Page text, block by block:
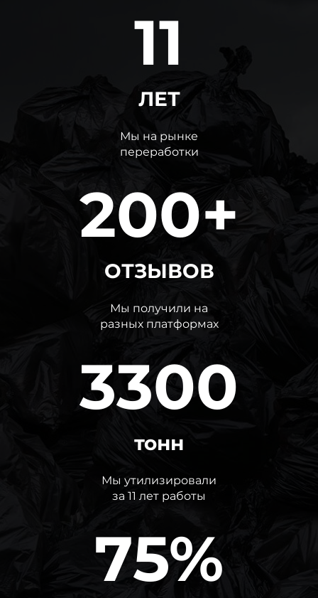
11
ЛЕТ
Мы на рынке
переработки
200+
ОТЗЫВОВ
Мы получили на
разных платформах
3300
тонн
Мы утилизировали
за 11 лет работы
75%